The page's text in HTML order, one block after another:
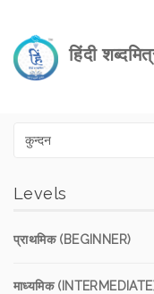
हिंदी
Levels
प्राथमिक (BEGINNER)
माध्यमिक